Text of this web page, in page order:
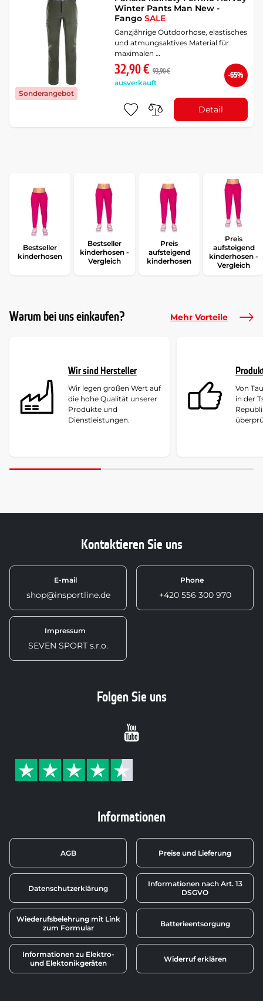
Sonderangebot
Winter Pants Man New -
FangoSALE
Ganzjährige Outdoorhose, elastisches
und atmungsaktives Material für
maximalen …
32,90 € 93,90 €
ausverkauft
-65%
Detail
Bestseller
kinderhosen
Bestseller
kinderhosen -
Vergleich
Preis
aufsteigend
kinderhosen
Preis
aufsteigend
kinderhosen -
Vergleich
Warum bei uns einkaufen? Mehr Vorteile
Wir sind Hersteller
Wir legen großen Wert auf
die hohe Qualität unserer
Produkte und
Dienstleistungen.
Von
in der
Kontaktieren Sie uns
E-mail
shop@insportline.de
Phone
+420 556 300 970
Impressum
SEVEN SPORT s.r.o.
Informationen
AGB Preise und Lieferung
Datenschutzerklärung
Informationen nach Art. 13
DSGVO
Wiederufsbelehrung mit Link
zum Formular
Batterieentsorgung
Informationen zu Elektro-
und Elektonikgeräten
Widerruf erklären
Folgen Sie uns
Youtube